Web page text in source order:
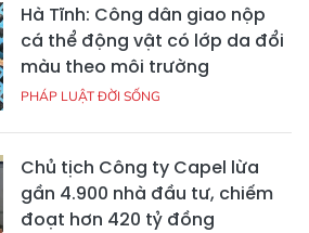
Hà Tĩnh: Công dân giao nộp
cá thể động vật có lớp da đổi
màu theo môi trường
PHÁP LUẬT ĐỜI SỐNG
Chủ tịch Công ty Capel lừa
gần 4.900 nhà đầu tư, chiếm
đoạt hơn 420 tỷ đồng